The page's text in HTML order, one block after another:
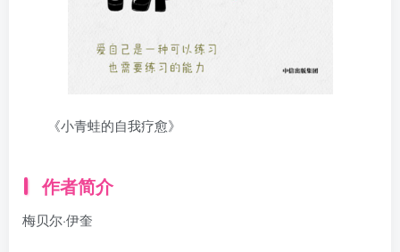
《小青蛙的自我疗愈》
作者简介
梅贝尔·伊奎